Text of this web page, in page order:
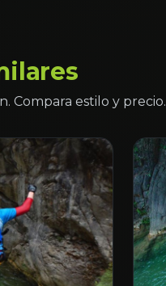
Compara estilo y precio.